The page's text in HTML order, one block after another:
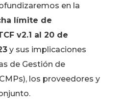
en la
límite de
v2.1 al 20 de
y sus implicaciones
de Gestión de
los proveedores y